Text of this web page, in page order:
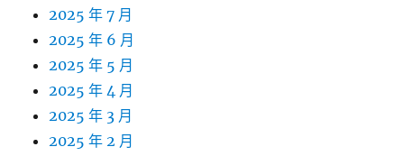
2025 年 7 月
2025 年 6 月
2025 年 5 月
2025 年 4 月
2025 年 3 月
2025 年 2 月